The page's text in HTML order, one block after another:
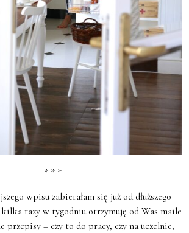
* * *
wpisu zabierałam się już od dłuższego
kilka razy w tygodniu otrzymuję od Was maile
przepisy – czy to do pracy, czy na uczelnie,